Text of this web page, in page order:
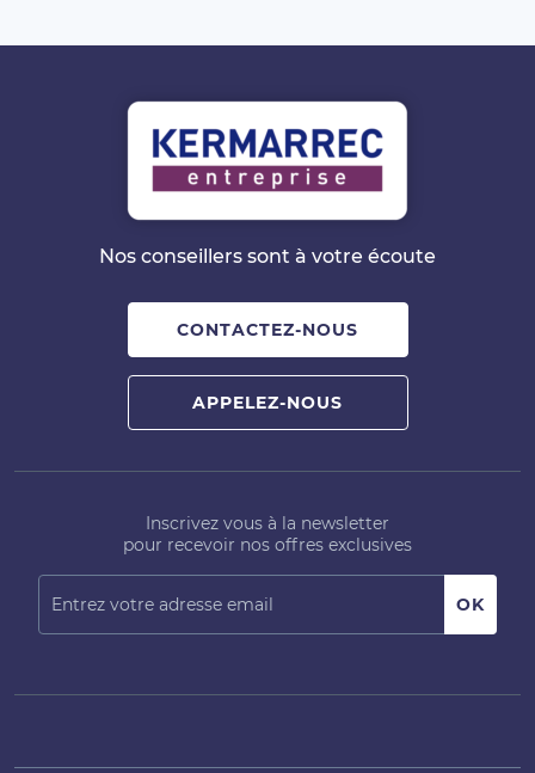
Nos conseillers sont à votre écoute
CONTACTEZ-NOUS
APPELEZ-NOUS
Inscrivez vous à la newsletter
pour recevoir nos offres exclusives